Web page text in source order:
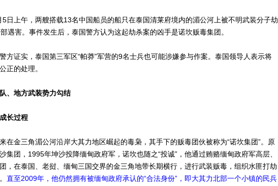
上午，两艘搭载13名中国船员的船只在泰国清莱府境内的湄公河上被不明武装分子劫
遇害。事件发生后，泰国警方认为这起劫杀案的凶手是诺坎贩毒集团。
证实，泰国第三军区“帕莽”军营的9名士兵也可能涉嫌参与作案。泰国领导人表示将
正的处理。
地方武装势力勾结
长过程
金三角湄公河沿岸大其力地区崛起的毒枭，其手下的贩毒团伙被称为“诺坎集团”。原
集团，1995年坤沙投降缅甸政府军，诺坎也随之“投诚”，他通过贿赂缅甸政府军高层、
，在泰国、老挝、缅甸三国交界的金三角地带长期横行，进行武装贩毒，组织水匪打劫
直至2009年，他仍然拥有被缅甸政府承认的“合法身份”，即大其力北部一个小镇的民兵